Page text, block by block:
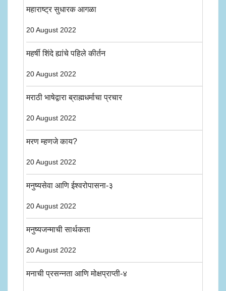
महाराष्ट्र सुधारक आगळा
20 August 2022
महर्षी शिंदे ह्यांचे पहिले कीर्तन
20 August 2022
मराठी भाषेद्वारा ब्राह्मधर्माचा प्रचार
20 August 2022
मरण म्हणजे काय?
20 August 2022
मनुष्यसेवा आणि ईश्वरोपासना-३
20 August 2022
मनुष्यजन्माची सार्थकता
20 August 2022
मनाची प्रसन्नता आणि मोक्षप्राप्ती-४